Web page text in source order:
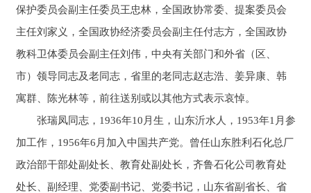
保护委员会副主任委员王忠林，全国政协常委、提案委员会
主任刘家义，全国政协经济委员会副主任付志方，全国政协
教科卫体委员会副主任刘伟，中央有关部门和外省（区、
市）领导同志及老同志，省里的老同志赵志浩、姜异康、韩
寓群、陈光林等，前往送别或以其他方式表示哀悼。
张瑞凤同志，1936年10月生，山东沂水人，1953年1月参
加工作，1956年6月加入中国共产党。曾任山东胜利石化总厂
政治部干部处副处长、教育处副处长，齐鲁石化公司教育处
处长、副经理、党委副书记、党委书记，山东省副省长、省